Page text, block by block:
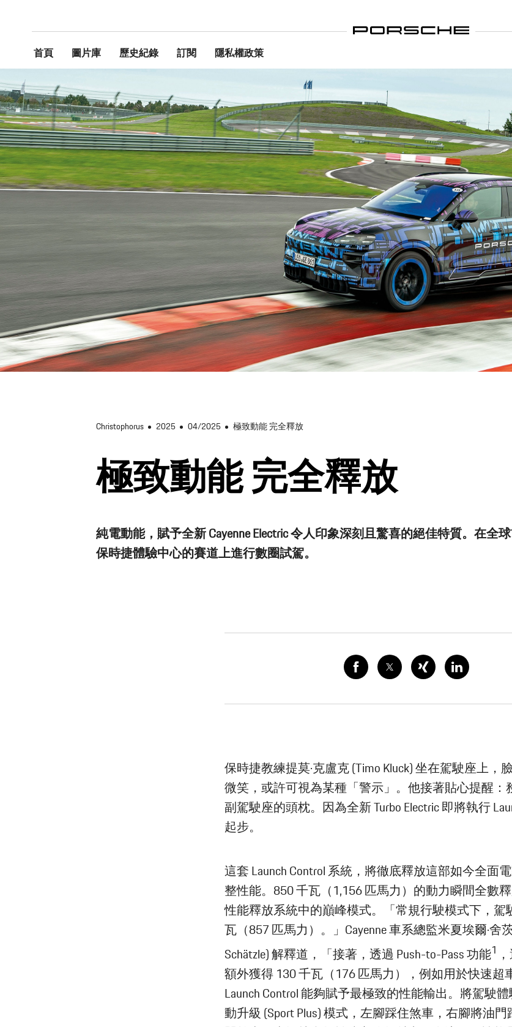
首頁 圖片庫 歷史紀錄 訂閱 隱私權政策
Christophorus 2025 04/2025 極致動能 完全釋放
極致動能 完全釋放
純電動能，賦予全新 Cayenne Electric 令人印象深刻且驚喜的絕佳特質。在全
保時捷體驗中心的賽道上進行數圈試駕。
保時捷教練提莫·克盧克 (Timo Kluck) 坐在駕駛座上，
微笑，或許可視為某種「警示」。他接著貼心提醒：
副駕駛座的頭枕。因為全新 Turbo Electric 即將執行
起步。
這套 Launch Control 系統，將徹底釋放這部如今全面
整性能。850 千瓦（1,156 匹馬力）的動力瞬間全數
性能釋放系統中的巔峰模式。「常規行駛模式下，駕
瓦（857 匹馬力）。」Cayenne 車系總監米夏埃爾·舍
Schätzle) 解釋道，「接著，透過 Push-to-Pass 功能1
額外獲得 130 千瓦（176 匹馬力），例如用於快速超
Launch Control 能夠賦予最極致的性能輸出。將駕駛
動升級 (Sport Plus) 模式，左腳踩住煞車，右腳將油